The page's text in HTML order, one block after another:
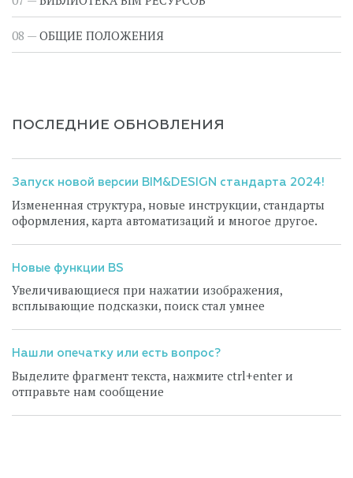
ОБЩИЕ ПОЛОЖЕНИЯ
ПОСЛЕДНИЕ ОБНОВЛЕНИЯ
Запуск новой версии BIM&DESIGN стандарта 2024!
Измененная структура, новые инструкции, стандарты
оформления, карта автоматизаций и многое другое.
Новые функции BS
Увеличивающиеся при нажатии изображения,
всплывающие подсказки, поиск стал умнее
Нашли опечатку или есть вопрос?
Выделите фрагмент текста, нажмите ctrl+enter и
отправьте нам сообщение